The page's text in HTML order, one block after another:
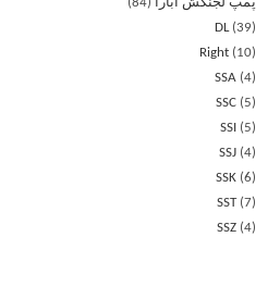
پمپ لجنکش ابارا
84
DL 39
Right
10
SSA 4
SSC
5
SSI
5
SSJ 4
SSK 6
SST 7
SSZ 4